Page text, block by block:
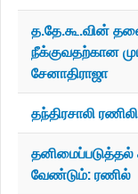
த.தே.கூ.வின்
நீக்குவதற்கான
சேனாதிராஜா
தந்திரசாலி
வேண்டும்: ரணில்